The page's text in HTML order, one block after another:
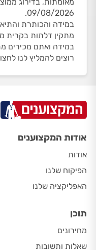
09/08/2026.
במידה והכותרת
מתקין דלתות בקרית
במידה ואתם מכירים
רוצים להמליץ לנו לחצו
אודות המקצוענים
אודות
הפיקוח שלנו
האפליקציה שלנו
תוכן
מחירונים
שאלות ותשובות